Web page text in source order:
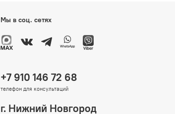
Мы в соц. сетях
+7 910 146 72 68
телефон для консультаций
г. Нижний Новгород